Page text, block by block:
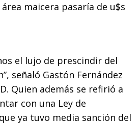
maicera pasaría de u$s
el lujo de prescindir del
señaló Gastón Fernández
Quien además se refirió a
con una Ley de
ya tuvo media sanción del